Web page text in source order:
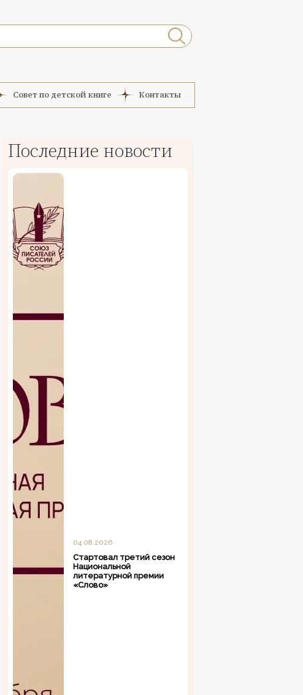
Совет по детской книге Контакты
Последние новости
04.08.2026
Стартовал третий сезон
Национальной
литературной премии
«Слово»